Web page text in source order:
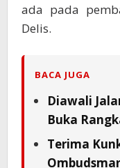
ada pada
Delis.
BACA JUGA
Diawali
Buka
Terima